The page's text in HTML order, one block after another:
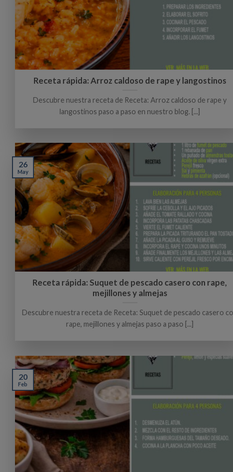
Receta rápida: Arroz caldoso de rape y langostinos
Descubre nuestra receta de Receta: Arroz caldoso de rape y
langostinos paso a paso en nuestro blog. [...]
Receta rápida: Suquet de pescado casero con rape,
mejillones y almejas
Descubre nuestra receta de Receta: Suquet de pescado casero
rape, mejillones y almejas paso a paso [...]
26
May
20
Feb